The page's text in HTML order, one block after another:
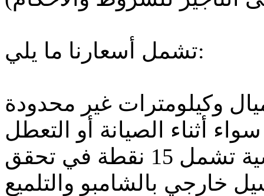
تشمل أسعارنا ما يلي:
وكيلومترات غير محدودة
أثناء الصيانة أو التعطل
خدمات مجانية سريعة ورئيسية تشمل 15 نقطة في تحقق
خارجي بالشامبو والتلميع